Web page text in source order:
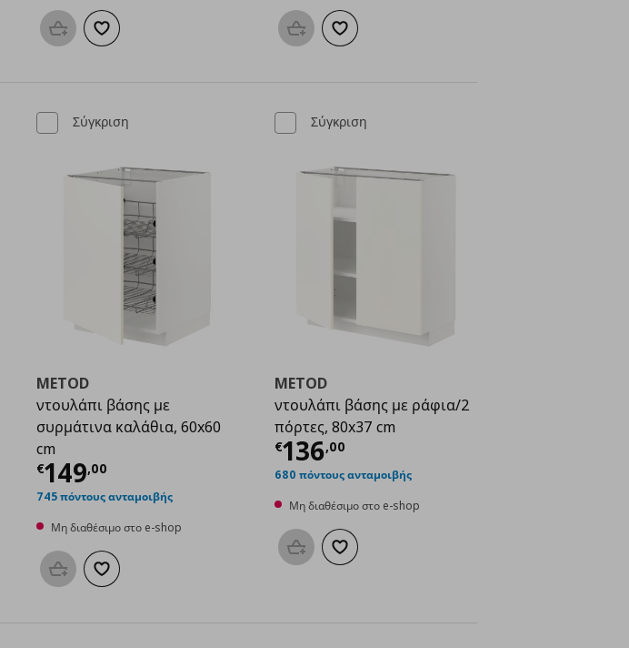
Προσθήκη στο καλάθι
Προσθήκη στα αγαπημένα Προσθήκη στο καλάθι
Προσθήκη στα αγαπημένα
€ 97,00
Σύγκριση
METOD
ντουλάπι βάσης με
συρμάτινα καλάθια, 60x60
cm
€149,00
Τρέχουσα τιμή € 149,00
745 πόντους ανταμοιβής
Μη διαθέσιμο στο e-shop
Προσθήκη στο καλάθι
Προσθήκη στα αγαπημένα
Σύγκριση
METOD
ντουλάπι βάσης με ράφια/2
πόρτες, 80x37 cm
€136,00
Τρέχουσα τιμή
680 πόντους ανταμοιβής
Μη διαθέσιμο στο e-shop
Προσθήκη στο καλάθι
Προσθήκη στα αγαπημένα